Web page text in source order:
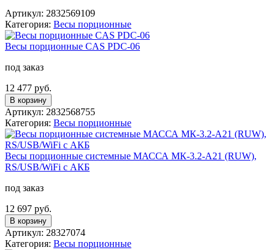
Артикул: 2832569109
Категория: Весы порционные
Весы порционные CAS PDC-06
под заказ
12 477 руб.
В корзину
Артикул: 2832568755
Категория: Весы порционные
Весы порционные системные МАССА МК-3.2-А21 (RUW),
RS/USB/WiFi с АКБ
под заказ
12 697 руб.
В корзину
Артикул: 28327074
Категория: Весы порционные